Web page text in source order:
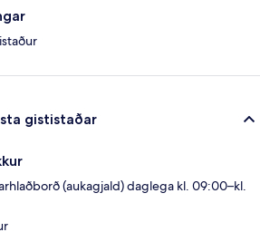
gististaðar
(aukagjald) daglega kl. 09:00–kl.